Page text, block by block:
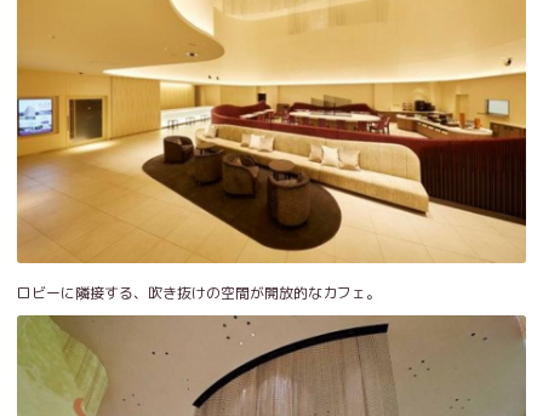
ロビーに隣接する、吹き抜けの空間が開放的なカフェ。